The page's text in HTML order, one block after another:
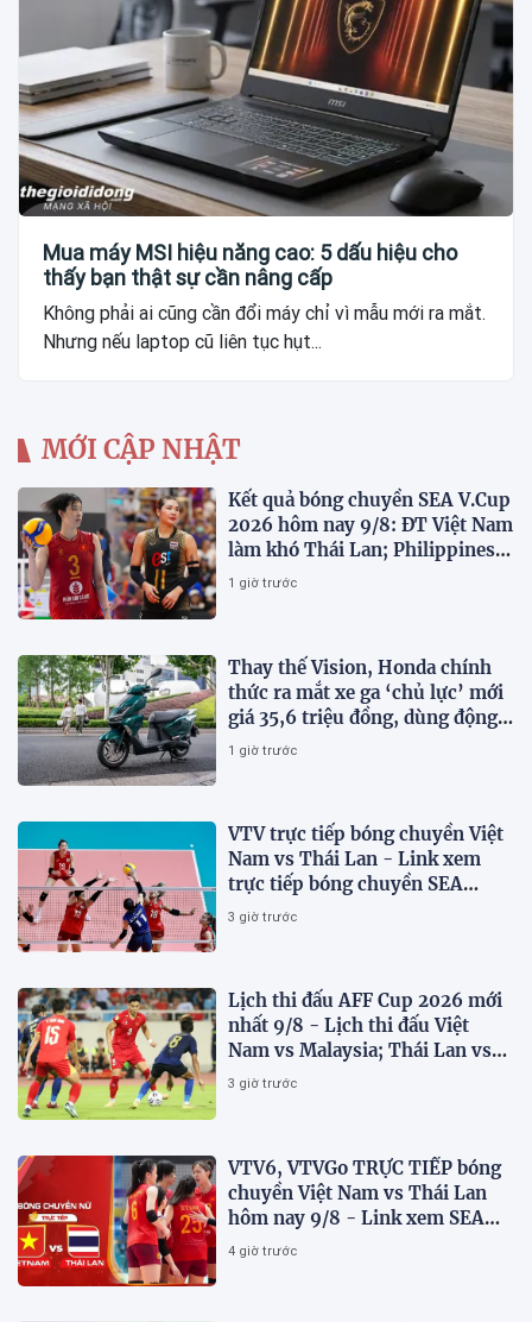
Mua máy MSI hiệu năng cao: 5 dấu hiệu cho
thấy bạn thật sự cần nâng cấp
Không phải ai cũng cần đổi máy chỉ vì mẫu mới ra mắt.
Nhưng nếu laptop cũ liên tục hụt...
MỚI CẬP NHẬT
Kết quả bóng chuyền SEA V.Cup
2026 hôm nay 9/8: ĐT Việt Nam
làm khó Thái Lan; Philippines
gây bất ngờ
1 giờ trước
Thay thế Vision, Honda chính
thức ra mắt xe ga ‘chủ lực’ mới
giá 35,6 triệu đồng, dùng động
cơ 125cc ngang SH Mode
1 giờ trước
VTV trực tiếp bóng chuyền Việt
Nam vs Thái Lan - Link xem
trực tiếp bóng chuyền SEA
V.Cup 2026 hôm nay 9/8
3 giờ trước
Lịch thi đấu AFF Cup 2026 mới
nhất 9/8 - Lịch thi đấu Việt
Nam vs Malaysia; Thái Lan vs
Singapore
3 giờ trước
VTV6, VTVGo TRỰC TIẾP bóng
chuyền Việt Nam vs Thái Lan
hôm nay 9/8 - Link xem SEA
V.Cup 2026 mới nhất
4 giờ trước